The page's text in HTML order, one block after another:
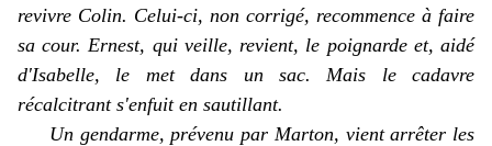
revivre Colin. Celui-ci, non corrigé, recommence à faire
sa cour. Ernest, qui veille, revient, le poignarde et, aidé
d'Isabelle, le met dans un sac. Mais le cadavre
récalcitrant s'enfuit en sautillant.
Un gendarme, prévenu par Marton, vient arrêter les